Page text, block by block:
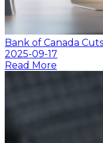
Bank of Canada
2025-09-17
Read More